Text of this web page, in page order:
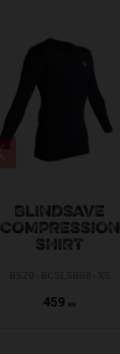
BLINDSAVE
COMPRESSION
SHIRT
459 KR